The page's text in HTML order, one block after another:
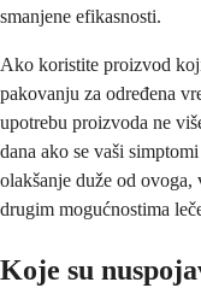
smanjene efikasnosti.
Ako koristite proizvod
pakovanju za određena
upotrebu proizvoda ne
dana ako se vaši
olakšanje duže od ovoga,
drugim mogućnostima
Koje su